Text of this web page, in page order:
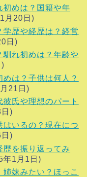
初めは？国籍や年
月20日)
学歴や経歴は？経営
日)
馴れ初めは？年齢や
は？子供は何人？
21日)
氏や理想のパート
)
いるの？現在につ
)
を振り返ってみ
年1月1日)
妹みたい？ほっこ